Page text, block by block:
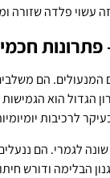
עשוי פלדה שזורה
הם
הגדול הוא
לגמרי. הם
הבלימה ודורש